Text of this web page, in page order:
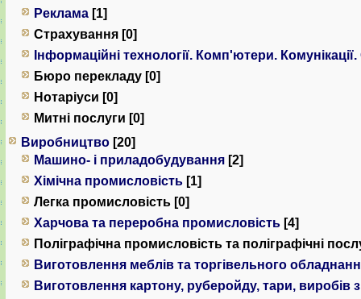
Реклама [1]
Страхування [0]
Інформаційні технології. Комп'ютери.
Бюро перекладу [0]
Нотаріуси [0]
Митні послуги [0]
Виробництво [20]
Машино- і приладобудування [2]
Хімічна промисловість [1]
Легка промисловість [0]
Харчова та переробна промисловість [4]
Поліграфічна промисловість та поліграфічні
Виготовлення меблів та торгівельного
Виготовлення картону, руберойду, тари, виробів